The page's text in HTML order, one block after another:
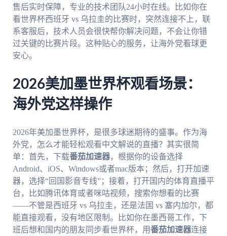
售后实时保障，专业的技术团队24小时在线。比如你在
看世界杯西班牙 vs 乌拉圭的比赛时，突然连接不上，联
系客服后，技术人员会很快帮你解决问题，不会让你错
过关键的比赛片段。这种贴心的服务，让海外党看球更
安心。
2026美加墨世界杯观看场景：
海外党这样操作
2026年美加墨世界杯，是很多球迷期待的盛事。作为海
外党，怎么才能轻松观看中文解说的直播？其实很简
单：首先，下载番茄加速器，根据你的设备选择
Android、iOS、Windows或者mac版本；然后，打开加速
器，选择“回国影音专线”；接着，打开国内的体育直播平
台，比如腾讯体育或者咪咕视频，搜索你想看的比赛
——不管是西班牙 vs 乌拉圭，还是法国 vs 塞内加尔，都
能直接观看，没有地区限制。比如你在墨西哥工作，下
班后想和国内的朋友同步看世界杯，用番茄加速器连接